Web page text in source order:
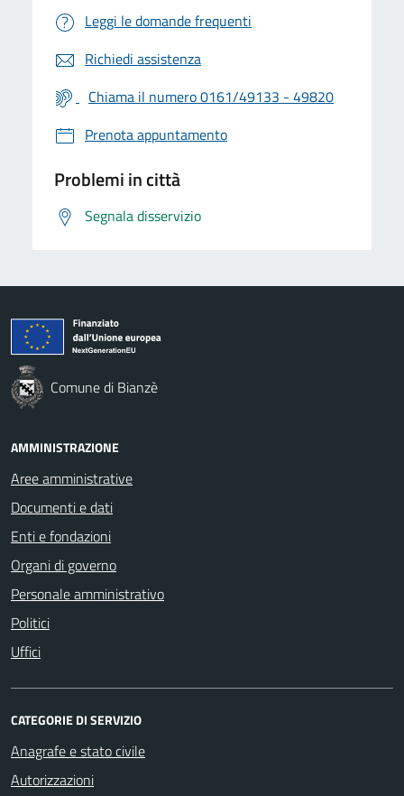
Leggi le domande frequenti
Richiedi assistenza
Chiama il numero 0161/49133 - 49820
Prenota appuntamento
Problemi in città
Segnala disservizio
Comune di Bianzè
AMMINISTRAZIONE
Aree amministrative
Documenti e dati
Enti e fondazioni
Organi di governo
Personale amministrativo
Politici
Uffici
CATEGORIE DI SERVIZIO
Anagrafe e stato civile
Autorizzazioni